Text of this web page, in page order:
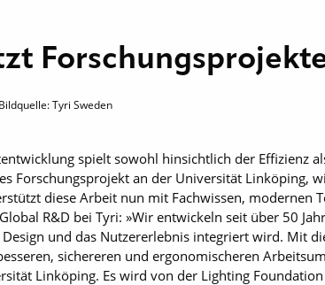
Tyri Sweden
spielt sowohl hinsichtlich der Effizienz
Forschungsprojekt an der Universität Linköping,
diese Arbeit nun mit Fachwissen, modernen
R&D bei Tyri: »Wir entwickeln seit über 50
und das Nutzererlebnis integriert wird. Mit
sichereren und ergonomischeren
Linköping. Es wird von der Lighting